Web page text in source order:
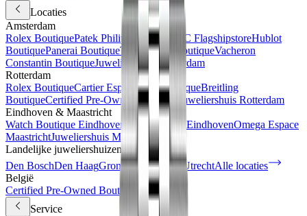
Locaties
Amsterdam
Rolex BoutiquePatek Philippe Espace IWC FlagshipstoreHublot
BoutiquePanerai BoutiqueTAG Heuer BoutiqueVacheron
Constantin BoutiqueJuweliershuis Amsterdam
Rotterdam
Rolex BoutiqueCartier Espace IWC BoutiqueBreitling
BoutiqueCertified Pre-Owned Boutique
Juweliershuis Rotterdam
Eindhoven & Maastricht
Watch Boutique EindhovenJuweliershuis EindhovenOmega Espace
MaastrichtJuweliershuis Maastricht
Landelijke juweliershuizen
Den BoschDen HaagGroningen HaarlemUtrechtAlle locaties
België
Certified Pre-Owned Boutique
Service